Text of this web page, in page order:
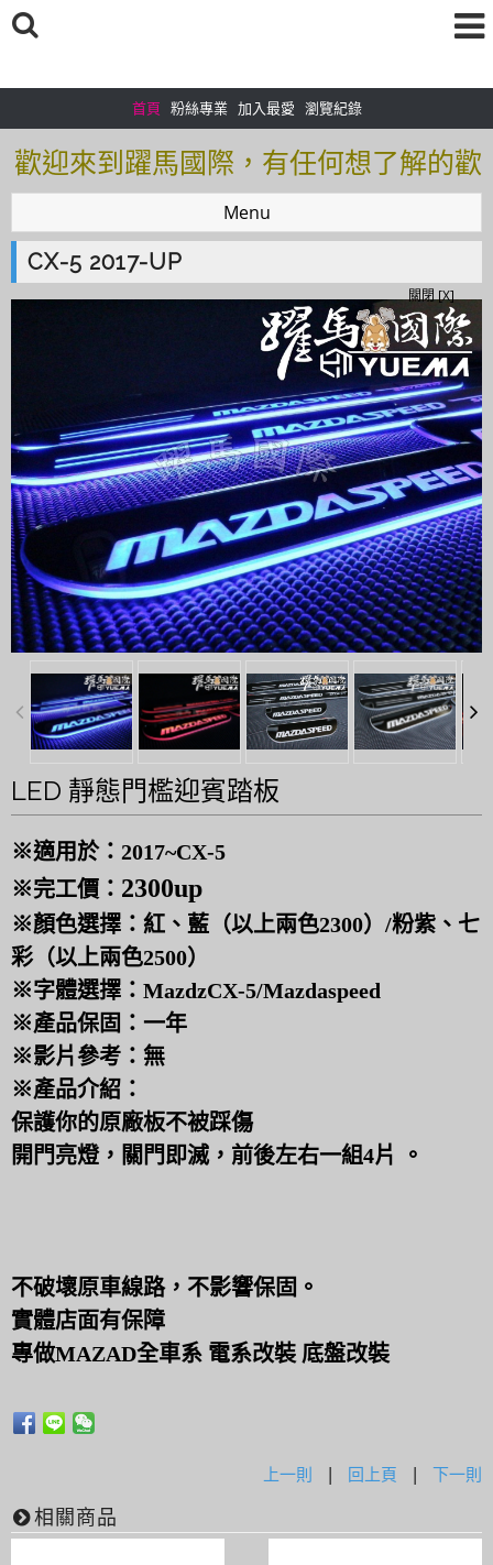
首頁 粉絲專業 加入最愛 瀏覽紀錄
歡迎來到躍馬國際，有任何想了解的歡
迎加入＠官方帳號：＠tof5459i 聯繫電
話0925166083
歡迎來到躍馬國際，有任何想了解的歡
迎加入＠官方帳號：＠tof5459i 聯繫電
話0925166083
Menu
CX-5 2017-UP
LED 靜態門檻迎賓踏板
※適用於：2017~CX-5
※完工價： 2300up
※顏色選擇：紅、藍（以上兩色2300）/粉紫、七
彩（以上兩色2500）
※字體選擇：MazdzCX-5/Mazdaspeed
※產品保固：一年
※影片參考：無
※產品介紹：
保護你的原廠板不被踩傷
開門亮燈，關門即滅，前後左右一組4片 。
不破壞原車線路，不影響保固。
實體店面有保障
專做MAZAD全車系 電系改裝 底盤改裝
上一則 | 回上頁 | 下一則
相關商品
關閉 [X]